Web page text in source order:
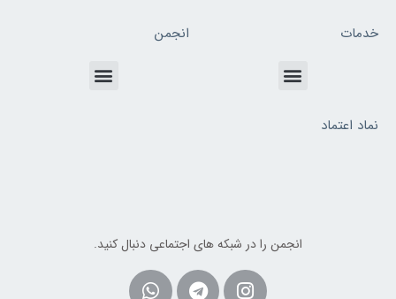
خدمات
Menu
انجمن
Menu
نماد اعتماد
انجمن را در شبکه های اجتماعی دنبال کنید.
Instagram
Telegram
Whatsapp